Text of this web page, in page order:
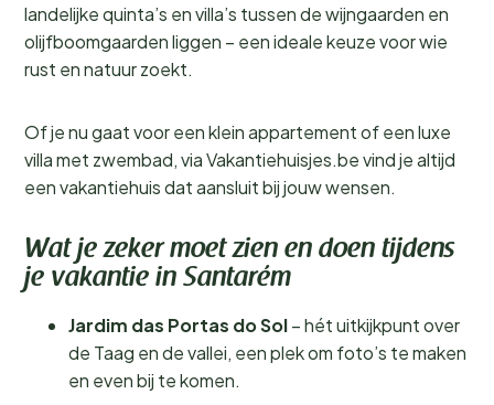
landelijke quinta’s en villa’s tussen de wijngaarden en
olijfboomgaarden liggen – een ideale keuze voor wie
rust en natuur zoekt.
Of je nu gaat voor een klein appartement of een luxe
villa met zwembad, via Vakantiehuisjes.be vind je altijd
een vakantiehuis dat aansluit bij jouw wensen.
Wat je zeker moet zien en doen tijdens
je vakantie in Santarém
Jardim das Portas do Sol– hét uitkijkpunt over
de Taag en de vallei, een plek om foto’s te maken
en even bij te komen.